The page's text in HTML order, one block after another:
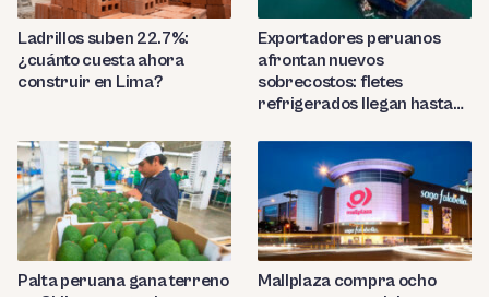
Ladrillos suben 22.7%:
¿cuánto cuesta ahora
construir en Lima?
Exportadores peruanos
afrontan nuevos
sobrecostos: fletes
refrigerados llegan hasta
Palta peruana gana terreno
Mallplaza compra ocho